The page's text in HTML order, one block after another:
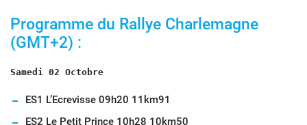
Programme du Rallye Charlemagne
(GMT+2) :
Samedi 02 Octobre
ES1 L’Ecrevisse 09h20 11km91
ES2 Le Petit Prince 10h28 10km50